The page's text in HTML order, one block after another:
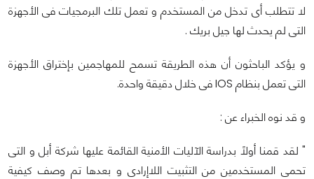
لا تتطلب أى تدخل من المستخدم و تعمل تلك البرمجيات فى الأجهزة
التى لم يحدث لها جيل بريك .
و يؤكد الباحثون أن هذه الطريقة تسمح للمهاجمين بإختراق الأجهزة
التى تعمل بنظام IOS فى خلال دقيقة واحدة.
و قد نوه الخبراء عن :
" لقد قمنا أولاً بدراسة الآليات الأمنية القائمة عليها شركة أبل و التى
تحمى المستخدمين من التثبيت اللاإرادى و بعدها تم وصف كيفية